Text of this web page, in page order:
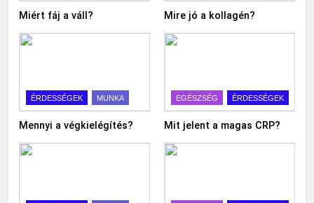
Miért fáj a váll? Mire jó a kollagén?
ÉRDESSÉGEK MUNKA
Mennyi a végkielégítés?
EGÉSZSÉG ÉRDESSÉGEK
Mit jelent a magas CRP?